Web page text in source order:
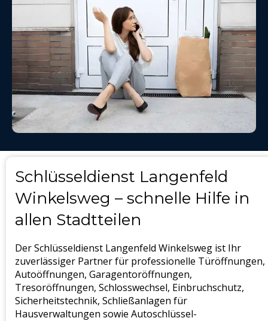
Schlüsseldienst Langenfeld
Winkelsweg – schnelle Hilfe in
allen Stadtteilen
Der Schlüsseldienst Langenfeld Winkelsweg ist Ihr
zuverlässiger Partner für professionelle Türöffnungen,
Autoöffnungen, Garagentoröffnungen,
Tresoröffnungen, Schlosswechsel, Einbruchschutz,
Sicherheitstechnik, Schließanlagen für
Hausverwaltungen sowie Autoschlüssel-